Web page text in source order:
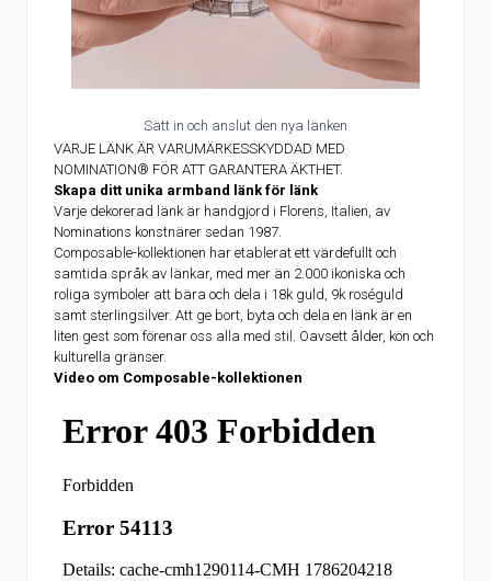
Sätt in och anslut den nya länken
VARJE LÄNK ÄR VARUMÄRKESSKYDDAD MED
NOMINATION® FÖR ATT GARANTERA ÄKTHET.
Skapa ditt unika armband länk för länk
Varje dekorerad länk är handgjord i Florens, Italien, av
Nominations konstnärer sedan 1987.
Composable-kollektionen har etablerat ett värdefullt och
samtida språk av länkar, med mer än 2.000 ikoniska och
roliga symboler att bära och dela i 18k guld, 9k roséguld
samt sterlingsilver. Att ge bort, byta och dela en länk är en
liten gest som förenar oss alla med stil. Oavsett ålder, kön och
kulturella gränser.
Video om Composable-kollektionen